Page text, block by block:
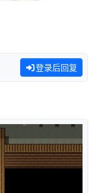
登录后回复